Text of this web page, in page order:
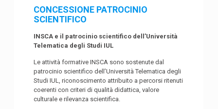
CONCESSIONE PATROCINIO
SCIENTIFICO
INSCA e il patrocinio scientifico dell’Università
Telematica degli Studi IUL
Le attività formative INSCA sono sostenute dal
patrocinio scientifico dell’Università Telematica degli
Studi IUL, riconoscimento attribuito a percorsi ritenuti
coerenti con criteri di qualità didattica, valore
culturale e rilevanza scientifica.